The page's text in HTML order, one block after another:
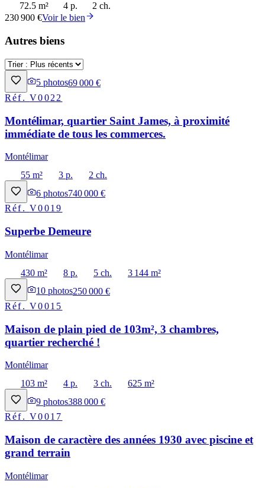
72.5 m² 4 p.
2 ch.
230 900 €Voir le bien
Autres biens
5 photos69 000 €
Réf.V0022
Montélimar, quartier Saint James, à proximité
immédiate de tous les commerces.
Montélimar
55 m²
3 p.
2 ch.
6 photos740 000 €
Réf.V0019
Superbe Demeure
Montélimar
430 m²
8 p. 5 ch.
3 144 m²
10 photos250 000 €
Réf.V0015
Maison de plain pied de 103m², 3 chambres,
quartier recherché !
Montélimar
103 m²
4 p. 3 ch.
625 m²
9 photos388 000 €
Réf.V0017
Maison de caractère des années 1930 avec piscine et
grand terrain
Montélimar